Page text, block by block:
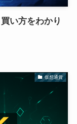
い方をわかり
仮想通貨